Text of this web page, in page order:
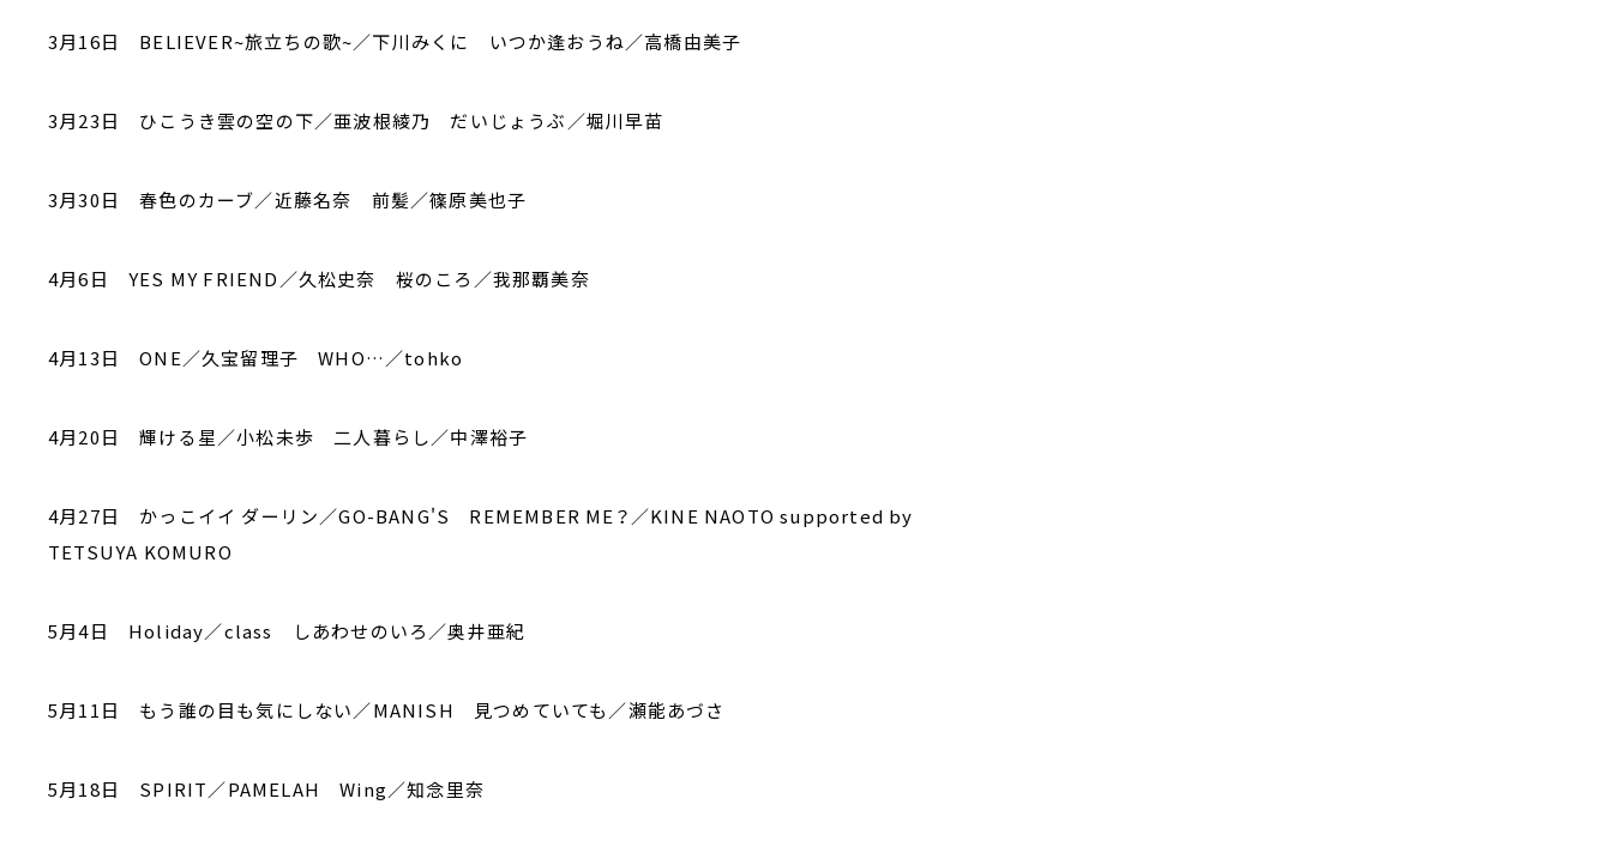
3月16日 BELIEVER~旅立ちの歌~／下川みくに いつか逢おうね／高橋由美子
3月23日 ひこうき雲の空の下／亜波根綾乃 だいじょうぶ／堀川早苗
3月30日 春色のカーブ／近藤名奈 前髪／篠原美也子
4月6日 YES MY FRIEND／久松史奈 桜のころ／我那覇美奈
4月13日 ONE／久宝留理子 WHO…／tohko
4月20日 輝ける星／小松未歩 二人暮らし／中澤裕子
4月27日 かっこイイ ダーリン／GO-BANG'S REMEMBER ME？／KINE NAOTO supported by
TETSUYA KOMURO
5月4日 Holiday／class しあわせのいろ／奥井亜紀
5月11日 もう誰の目も気にしない／MANISH 見つめていても／瀬能あづさ
5月18日 SPIRIT／PAMELAH Wing／知念里奈